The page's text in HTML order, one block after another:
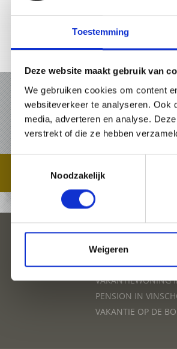
Toestemming
Deze website maakt gebruik van
We gebruiken cookies om content
websiteverkeer te analyseren. Ook
media, adverteren en analyse.
verstrekt of die ze hebben
Noodzakelijk
Weigeren
PAKKETTEN
PLAN UW
HOTEL IN
VAKANTIEWONING
PENSION IN
VAKANTIE OP DE